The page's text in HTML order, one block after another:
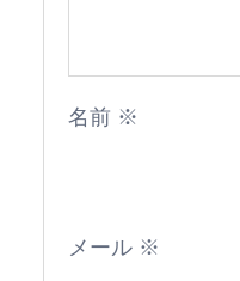
名前 ※
メール ※